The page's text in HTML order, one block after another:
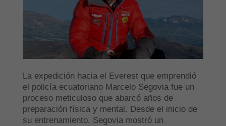
La expedición hacia el Everest que emprendió
el policía ecuatoriano Marcelo Segovia fue un
proceso meticuloso que abarcó años de
preparación física y mental. Desde el inicio de
su entrenamiento, Segovia mostró un